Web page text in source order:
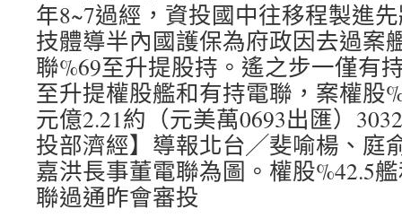
年8~7過經，資投國中往移程製進
技體導半內國護保為府政因去過案
聯%69至升提股持。遙之步一僅有
至升提權股艦和有持電聯，案權股
元億2.21約（元美萬0693出匯）
投部濟經】導報北台╱斐喻楊、庭
嘉洪長事董電聯為圖。權股%42.5
聯過通昨會審投